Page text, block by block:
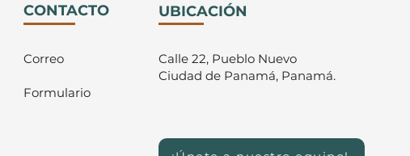
CONTACTO
Correo
Formulario
UBICACIÓN
Calle 22, Pueblo Nuevo
Ciudad de Panamá, Panamá.